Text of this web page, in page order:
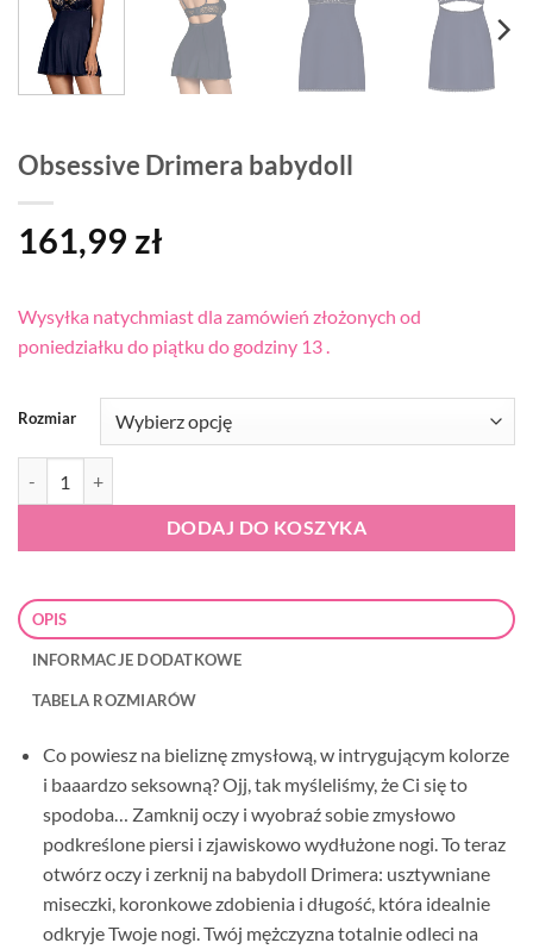
Obsessive Drimera babydoll
161,99 zł
Wysyłka natychmiast dla zamówień złożonych od
poniedziałku do piątku do godziny 13 .
Rozmiar
DODAJ DO KOSZYKA
OPIS
INFORMACJE DODATKOWE
TABELA ROZMIARÓW
Co powiesz na bieliznę zmysłową, w intrygującym kolorze
i baaardzo seksowną? Ojj, tak myśleliśmy, że Ci się to
spodoba… Zamknij oczy i wyobraź sobie zmysłowo
podkreślone piersi i zjawiskowo wydłużone nogi. To teraz
otwórz oczy i zerknij na babydoll Drimera: usztywniane
miseczki, koronkowe zdobienia i długość, która idealnie
odkryje Twoje nogi. Twój mężczyzna totalnie odleci na